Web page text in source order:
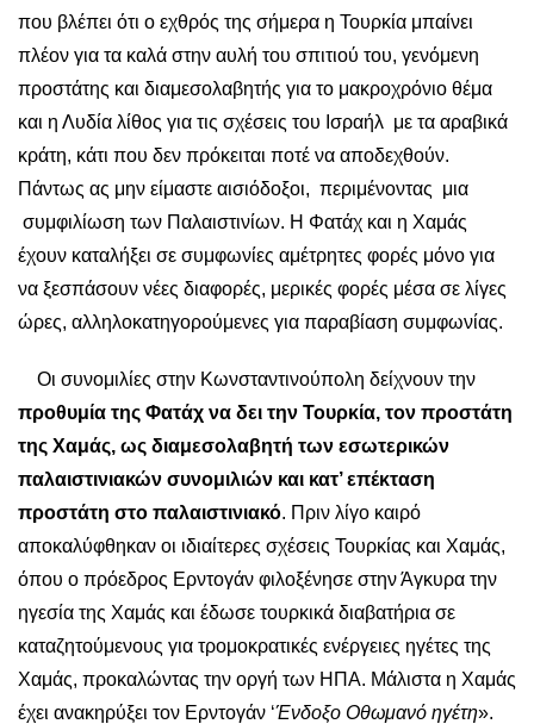
που βλέπει ότι ο εχθρός της σήμερα η Τουρκία μπαίνει
πλέον για τα καλά στην αυλή του σπιτιού του, γενόμενη
προστάτης και διαμεσολαβητής για το μακροχρόνιο θέμα
και η Λυδία λίθος για τις σχέσεις του Ισραήλ με τα αραβικά
κράτη, κάτι που δεν πρόκειται ποτέ να αποδεχθούν.
Πάντως ας μην είμαστε αισιόδοξοι, περιμένοντας μια
συμφιλίωση των Παλαιστινίων. Η Φατάχ και η Χαμάς
έχουν καταλήξει σε συμφωνίες αμέτρητες φορές μόνο για
να ξεσπάσουν νέες διαφορές, μερικές φορές μέσα σε λίγες
ώρες, αλληλοκατηγορούμενες για παραβίαση συμφωνίας.
Οι συνομιλίες στην Κωνσταντινούπολη δείχνουν την
προθυμία της Φατάχ να δει την Τουρκία, τον προστάτη
της Χαμάς, ως διαμεσολαβητή των εσωτερικών
παλαιστινιακών συνομιλιών και κατ’ επέκταση
προστάτη στο παλαιστινιακό. Πριν λίγο καιρό
αποκαλύφθηκαν οι ιδιαίτερες σχέσεις Τουρκίας και Χαμάς,
όπου ο πρόεδρος Ερντογάν φιλοξένησε στην Άγκυρα την
ηγεσία της Χαμάς και έδωσε τουρκικά διαβατήρια σε
καταζητούμενους για τρομοκρατικές ενέργειες ηγέτες της
Χαμάς, προκαλώντας την οργή των ΗΠΑ. Μάλιστα η Χαμάς
έχει ανακηρύξει τον Ερντογάν ‘Ένδοξο Οθωμανό ηγέτη».